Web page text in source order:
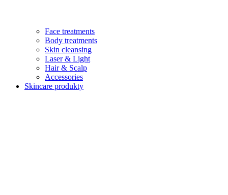
Face treatments
Body treatments
Skin cleansing
Laser & Light
Hair & Scalp
Accessories
Skincare produkty